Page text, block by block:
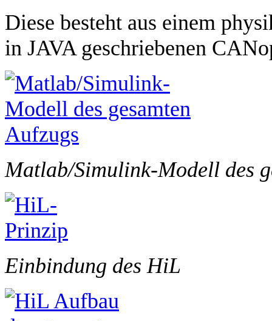
Diese besteht aus einem
in JAVA geschriebenen
Matlab/Simulink-Modell des
Einbindung des HiL